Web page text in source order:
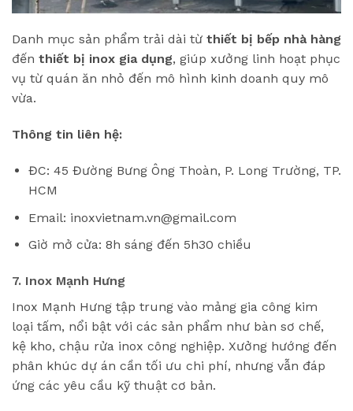
Danh mục sản phẩm trải dài từ thiết bị bếp nhà hàng
đến thiết bị inox gia dụng, giúp xưởng linh hoạt phục
vụ từ quán ăn nhỏ đến mô hình kinh doanh quy mô
vừa.
Thông tin liên hệ:
ĐC: 45 Đường Bưng Ông Thoàn, P. Long Trường, TP.
HCM
Email: inoxvietnam.vn@gmail.com
Giờ mở cửa: 8h sáng đến 5h30 chiều
7. Inox Mạnh Hưng
Inox Mạnh Hưng tập trung vào mảng gia công kim
loại tấm, nổi bật với các sản phẩm như bàn sơ chế,
kệ kho, chậu rửa inox công nghiệp. Xưởng hướng đến
phân khúc dự án cần tối ưu chi phí, nhưng vẫn đáp
ứng các yêu cầu kỹ thuật cơ bản.